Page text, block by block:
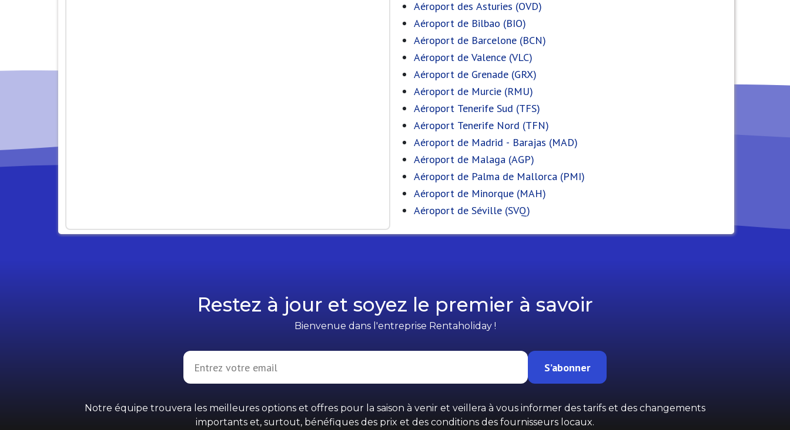
Aéroport des Asturies (OVD)
Aéroport de Bilbao (BIO)
Aéroport de Barcelone (BCN)
Aéroport de Valence (VLC)
Aéroport de Grenade (GRX)
Aéroport de Murcie (RMU)
Aéroport Tenerife Sud (TFS)
Aéroport Tenerife Nord (TFN)
Aéroport de Madrid - Barajas (MAD)
Aéroport de Malaga (AGP)
Aéroport de Palma de Mallorca (PMI)
Aéroport de Minorque (MAH)
Aéroport de Séville (SVQ)
Restez à jour et soyez le premier à savoir
Bienvenue dans l'entreprise Rentaholiday !
S’abonner
Notre équipe trouvera les meilleures options et offres pour la saison à venir et veillera à vous informer des tarifs et des changements
importants et, surtout, bénéfiques des prix et des conditions des fournisseurs locaux.